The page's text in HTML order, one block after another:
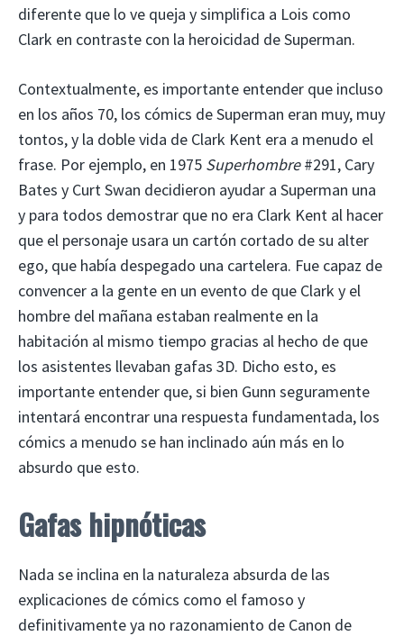
diferente que lo ve queja y simplifica a Lois como
Clark en contraste con la heroicidad de Superman.
Contextualmente, es importante entender que incluso
en los años 70, los cómics de Superman eran muy, muy
tontos, y la doble vida de Clark Kent era a menudo el
frase. Por ejemplo, en 1975 Superhombre#291, Cary
Bates y Curt Swan decidieron ayudar a Superman una
y para todos demostrar que no era Clark Kent al hacer
que el personaje usara un cartón cortado de su alter
ego, que había despegado una cartelera. Fue capaz de
convencer a la gente en un evento de que Clark y el
hombre del mañana estaban realmente en la
habitación al mismo tiempo gracias al hecho de que
los asistentes llevaban gafas 3D. Dicho esto, es
importante entender que, si bien Gunn seguramente
intentará encontrar una respuesta fundamentada, los
cómics a menudo se han inclinado aún más en lo
absurdo que esto.
Gafas hipnóticas
Nada se inclina en la naturaleza absurda de las
explicaciones de cómics como el famoso y
definitivamente ya no razonamiento de Canon de